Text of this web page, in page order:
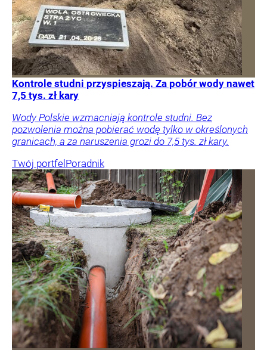
Kontrole studni przyspieszają. Za pobór wody nawet
7,5 tys. zł kary
Wody Polskie wzmacniają kontrole studni. Bez
pozwolenia można pobierać wodę tylko w określonych
granicach, a za naruszenia grozi do 7,5 tys. zł kary.
Twój portfel Poradnik